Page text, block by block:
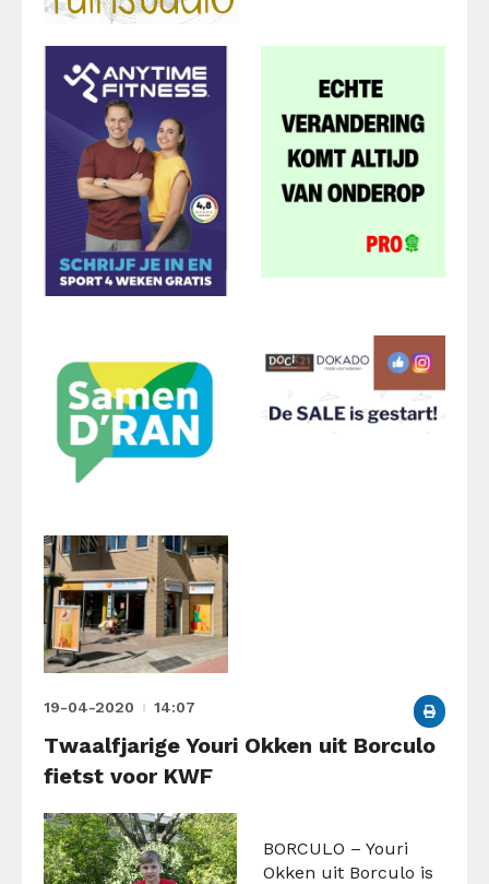
19-04-2020 14:07
Twaalfjarige Youri Okken uit Borculo
fietst voor KWF
BORCULO – Youri
Okken uit Borculo is